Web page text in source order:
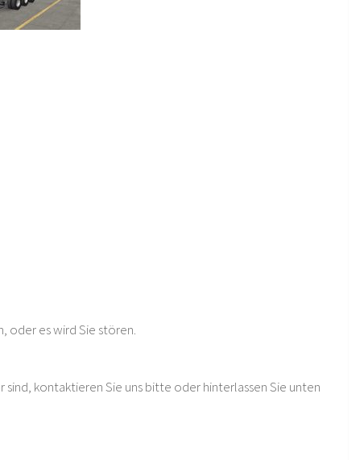
oder es wird Sie stören.
kontaktieren Sie uns bitte oder hinterlassen Sie unten